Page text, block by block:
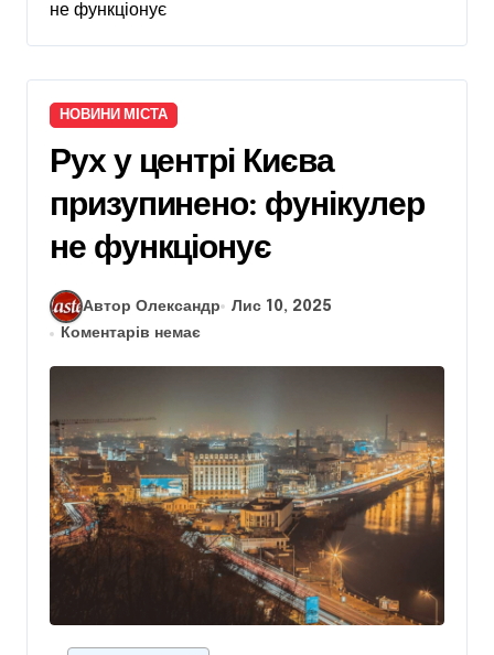
не функціонує
НОВИНИ МІСТА
Рух у центрі Києва
призупинено: фунікулер
не функціонує
Автор Олександр
Лис 10, 2025
Коментарів немає